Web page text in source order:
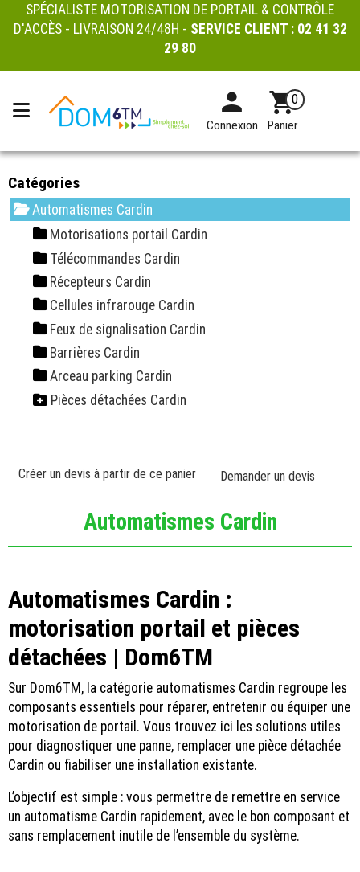
SPÉCIALISTE MOTORISATION DE PORTAIL & CONTRÔLE
D'ACCÈS - LIVRAISON 24/48H - SERVICE CLIENT : 02 41 32
29 80
Connexion
0
Panier
Catégories
Automatismes Cardin
Motorisations portail Cardin
Télécommandes Cardin
Récepteurs Cardin
Cellules infrarouge Cardin
Feux de signalisation Cardin
Barrières Cardin
Arceau parking Cardin
Pièces détachées Cardin
Créer un devis à partir de ce panier Demander un devis
Automatismes Cardin
Automatismes Cardin :
motorisation portail et pièces
détachées | Dom6TM
Sur Dom6TM, la catégorie automatismes Cardin regroupe les
composants essentiels pour réparer, entretenir ou équiper une
motorisation de portail. Vous trouvez ici les solutions utiles
pour diagnostiquer une panne, remplacer une pièce détachée
Cardin ou fiabiliser une installation existante.
L’objectif est simple : vous permettre de remettre en service
un automatisme Cardin rapidement, avec le bon composant et
sans remplacement inutile de l’ensemble du système.